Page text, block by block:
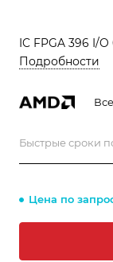
IC FPGA 396 I/O
Подробности
Быстрые сроки
Цена по